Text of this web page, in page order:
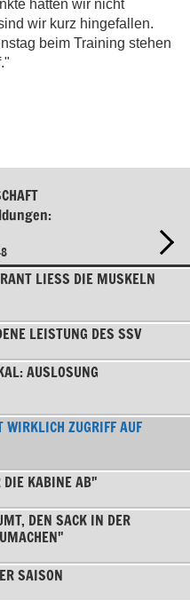
hatten wir nicht
wir kurz hingefallen.
beim Training stehen
LIESS DIE MUSKELN S
LEISTUNG DES SSV
AUSLOSUNG V
WIRKLICH ZUGRIFF AUF
DIE KABINE AB"
DEN SACK IN DER
SAISON